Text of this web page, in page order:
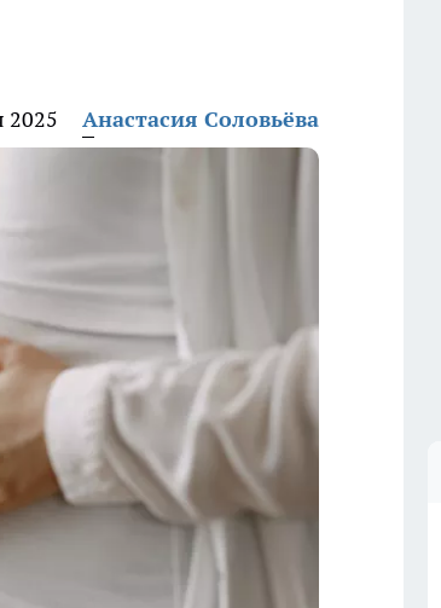
2025 Анастасия Соловьёва